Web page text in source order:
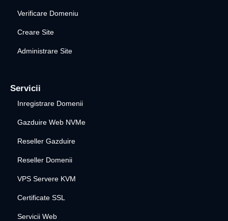
Verificare Domeniu
Creare Site
Administrare Site
Servicii
Inregistrare Domenii
Gazduire Web NVMe
Reseller Gazduire
Reseller Domenii
VPS Servere KVM
Certificate SSL
Servicii Web